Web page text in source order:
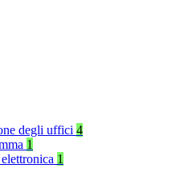
degli uffici 4
1
1